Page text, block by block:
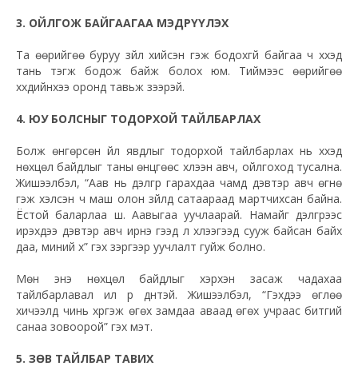
3. ОЙЛГОЖ БАЙГААГАА МЭДРҮҮЛЭХ
Та өөрийгөө буруу зүйл хийсэн гэж бодохгүй байгаа ч хүүхэд
тань тэгж бодож байж болох юм. Тиймээс өөрийгөө
хүүхдийнхээ оронд тавьж үзээрэй.
4. ЮУ БОЛСНЫГ ТОДОРХОЙ ТАЙЛБАРЛАХ
Болж өнгөрсөн үйл явдлыг тодорхой тайлбарлах нь хүүхэд
нөхцөл байдлыг таны өнцгөөс хүлээн авч, ойлгоход тусална.
Жишээлбэл, “Аав нь дэлгүүр гарахдаа чамд дэвтэр авч өгнө
гэж хэлсэн ч маш олон зүйлд сатаараад мартчихсан байна.
Ёстой баларлаа шүү. Аавыгаа уучлаарай. Намайг дэлгүүрээс
ирэхдээ дэвтэр авч ирнэ гээд л хүлээгээд сууж байсан байх
даа, миний хүү” гэх зэргээр уучлалт гуйж болно.
Мөн энэ нөхцөл байдлыг хэрхэн засаж чадахаа
тайлбарлавал илүү үр дүнтэй. Жишээлбэл, “Гэхдээ өглөө
хичээлд чинь хүргэж өгөх замдаа аваад өгөх учраас битгий
санаа зовоорой” гэх мэт.
5. ЗӨВ ТАЙЛБАР ТАВИХ